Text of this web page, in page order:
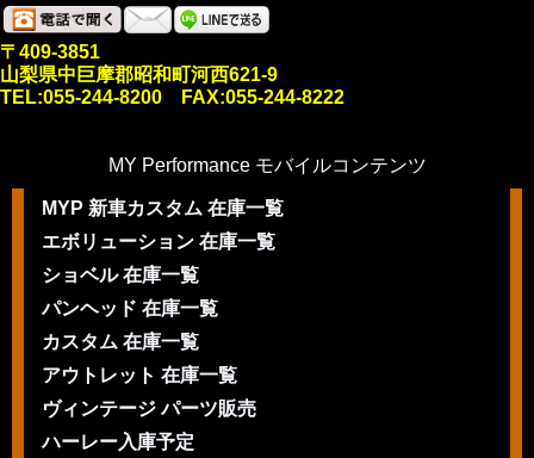
〒409-3851
山梨県中巨摩郡昭和町河西621-9
TEL:055-244-8200 FAX:055-244-8222
MY Performance モバイルコンテンツ
MYP 新車カスタム 在庫一覧
エボリューション 在庫一覧
ショベル 在庫一覧
パンヘッド 在庫一覧
カスタム 在庫一覧
アウトレット 在庫一覧
ヴィンテージ パーツ販売
ハーレー入庫予定